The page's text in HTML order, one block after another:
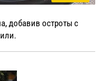
добавив остроты с